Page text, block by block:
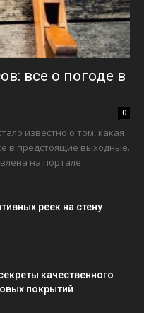
все о погоде в
0
известно о том, какая
в предстоящие выходные.
на портале
реек на стену
качественного
покрытий